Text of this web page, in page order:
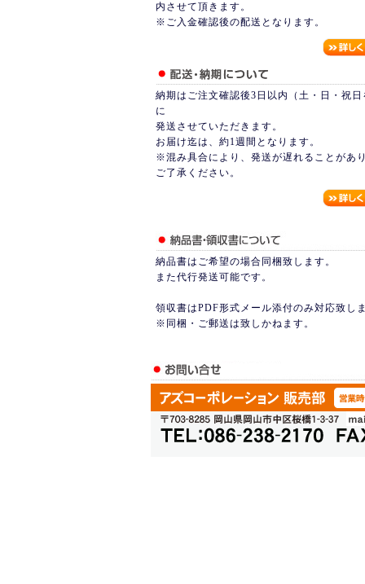
内させて頂きます。
※ご入金確認後の配送となります。
納期はご注文確認後3日以内（土・日・祝
に
発送させていただきます。
お届け迄は、約1週間となります。
※混み具合により、発送が遅れることがあ
ご了承ください。
納品書はご希望の場合同梱致します。
また代行発送可能です。
領収書はPDF形式メール添付のみ対応致し
※同梱・ご郵送は致しかねます。